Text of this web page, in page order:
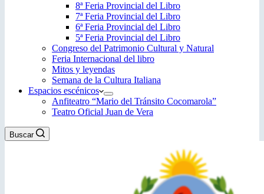
8ª Feria Provincial del Libro
7ª Feria Provincial del Libro
6ª Feria Provincial del Libro
5ª Feria Provincial del Libro
Congreso del Patrimonio Cultural y Natural
Feria Internacional del libro
Mitos y leyendas
Semana de la Cultura Italiana
Espacios escénicos
Anfiteatro “Mario del Tránsito Cocomarola”
Teatro Oficial Juan de Vera
Buscar